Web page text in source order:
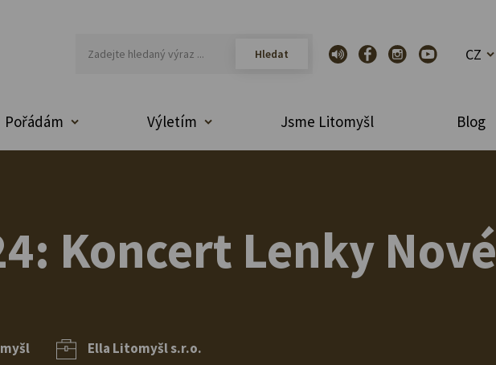
CZ
Pořádám Výletím Jsme Litomyšl Blog
Koncert Lenky Nové
Ella Litomyšl s.r.o.